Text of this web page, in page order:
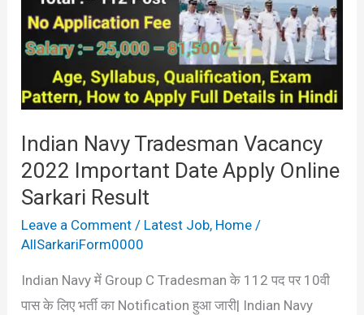
Indian Navy Tradesman Vacancy
2022 Important Date Apply Online
Sarkari Result
Leave a Comment / Latest Job, Home /
AllSarkariForm0000
Indian Navy में Group C Tradesman के 112 पद पर 10वी
पास के लिए भर्ती का Notification हुआ जारी| Indian Navy
Vacancy
2022
Important
Date
Online
Sarkari
Result